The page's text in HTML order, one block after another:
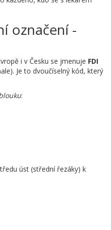
označení -
i v Česku se jmenuje FDI
Je to dvoučíselný kód, který
:
úst (střední řezáky) k